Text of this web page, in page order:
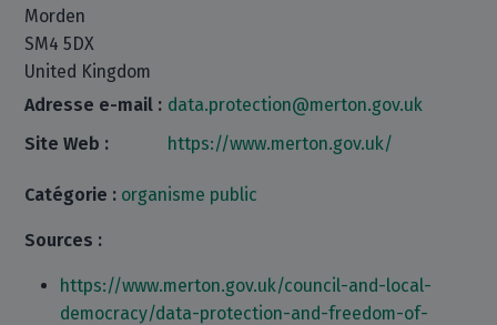
Morden
SM4 5DX
United Kingdom
Adresse e-mail : data.protection@merton.gov.uk
Site Web :
https://www.merton.gov.uk/
Catégorie : organisme public
Sources :
https://www.merton.gov.uk/council-and-local-
democracy/data-protection-and-freedom-of-